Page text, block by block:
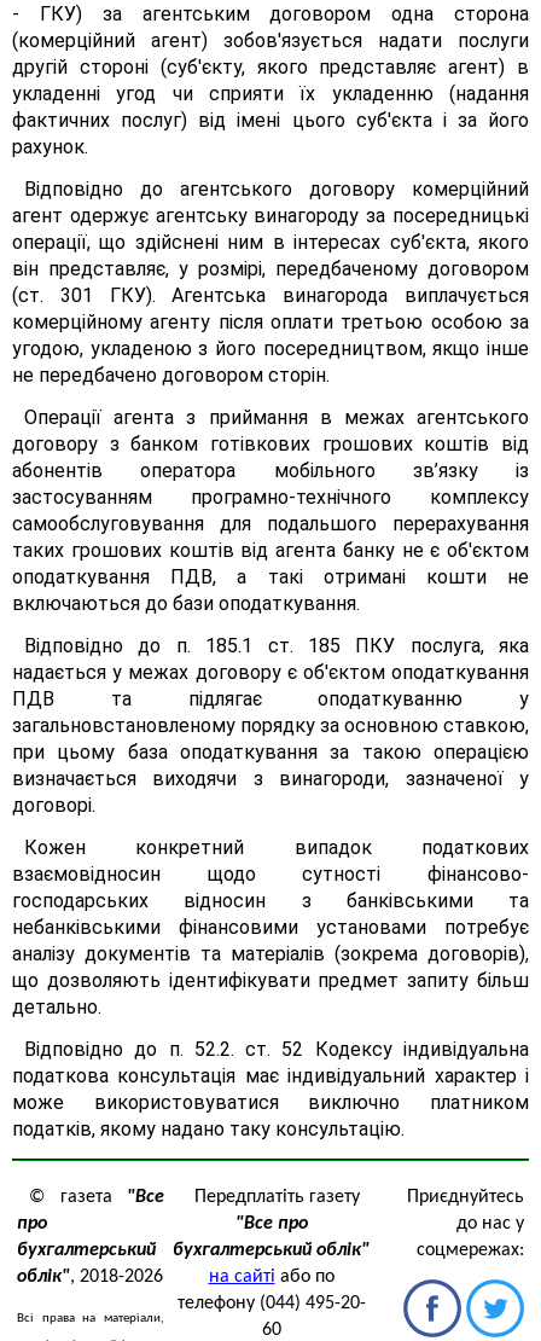
- ГКУ) за агентським договором одна сторона
(комерційний агент) зобов'язується надати послуги
другій стороні (суб'єкту, якого представляє агент) в
укладенні угод чи сприяти їх укладенню (надання
фактичних послуг) від імені цього суб'єкта і за його
рахунок.
Відповідно до агентського договору комерційний
агент одержує агентську винагороду за посередницькі
операції, що здійснені ним в інтересах суб'єкта, якого
він представляє, у розмірі, передбаченому договором
(ст. 301 ГКУ). Агентська винагорода виплачується
комерційному агенту після оплати третьою особою за
угодою, укладеною з його посередництвом, якщо інше
не передбачено договором сторін.
Операції агента з приймання в межах агентського
договору з банком готівкових грошових коштів від
абонентів оператора мобільного зв’язку із
застосуванням програмно-технічного комплексу
самообслуговування для подальшого перерахування
таких грошових коштів від агента банку не є об'єктом
оподаткування ПДВ, а такі отримані кошти не
включаються до бази оподаткування.
Відповідно до п. 185.1 ст. 185 ПКУ послуга, яка
надається у межах договору є об'єктом оподаткування
ПДВ та підлягає оподаткуванню у
загальновстановленому порядку за основною ставкою,
при цьому база оподаткування за такою операцією
визначається виходячи з винагороди, зазначеної у
договорі.
Кожен конкретний випадок податкових
взаємовідносин щодо сутності фінансово-
господарських відносин з банківськими та
небанківськими фінансовими установами потребує
аналізу документів та матеріалів (зокрема договорів),
що дозволяють ідентифікувати предмет запиту більш
детально.
Відповідно до п. 52.2. ст. 52 Кодексу індивідуальна
податкова консультація має індивідуальний характер і
може використовуватися виключно платником
податків, якому надано таку консультацію.
© газета "Все
про
бухгалтерський
облік", 2018-2026
Всі права на матеріали,
Передплатіть газету
"Все про
бухгалтерський облік"
на сайті або по
телефону (044) 495-20-
60
Приєднуйтесь
до нас у
соцмережах: